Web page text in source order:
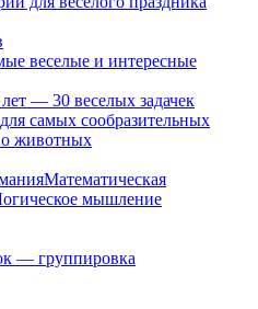
веселые и интересные
— 30 веселых задачек
самых сообразительных
о животных
Математическая
мышление
— группировка